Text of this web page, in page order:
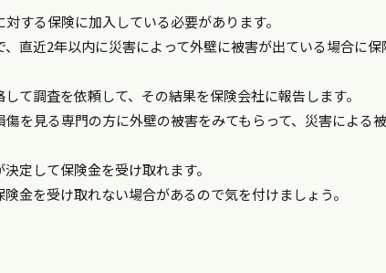
する保険に加入している必要があります。
直近2年以内に災害によって外壁に被害が出ている場合に保
て調査を依頼して、その結果を保険会社に報告します。
を見る専門の方に外壁の被害をみてもらって、災害による被
定して保険金を受け取れます。
金を受け取れない場合があるので気を付けましょう。